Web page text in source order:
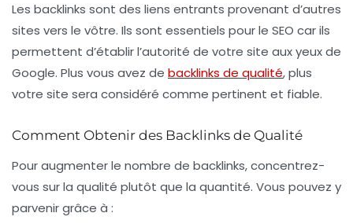
Les backlinks sont des liens entrants provenant d’autres
sites vers le vôtre. Ils sont essentiels pour le SEO car ils
permettent d’établir l’autorité de votre site aux yeux de
Google. Plus vous avez de backlinks de qualité, plus
votre site sera considéré comme pertinent et fiable.
Comment Obtenir des Backlinks de Qualité
Pour augmenter le nombre de backlinks, concentrez-
vous sur la qualité plutôt que la quantité. Vous pouvez y
parvenir grâce à :